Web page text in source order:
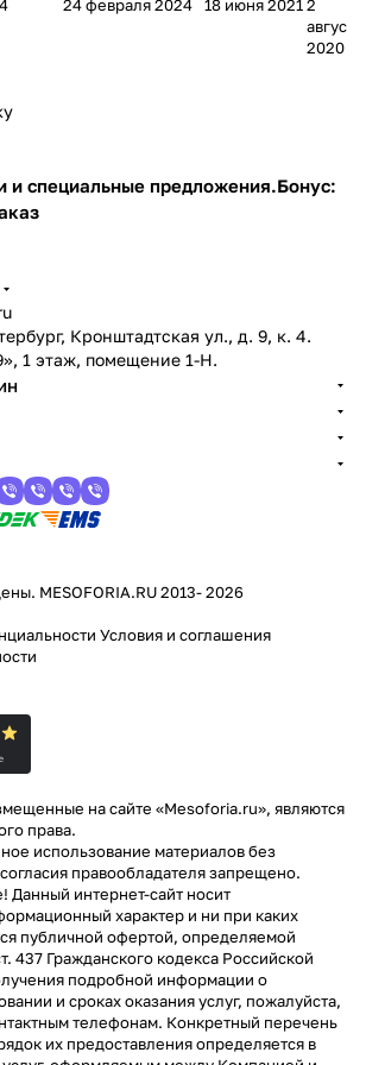
зачем нужны,
24 февраля 2024
: витамин
18 июня 2021 ALO
E
2
августа
2020
и специальные предложения.Бонус:
Кронштадтская ул., д. 9, к. 4.
1 этаж, помещение 1-Н.
MESOFORIA.RU 2013- 2026
Условия и соглашения
на сайте «Mesoforia.ru», являются
права.
использование материалов без
правообладателя запрещено.
Данный интернет-сайт носит
характер и ни при каких
публичной офертой, определяемой
437 Гражданского кодекса Российской
подробной информации о
и сроках оказания услуг, пожалуйста,
телефонам. Конкретный перечень
их предоставления определяется в